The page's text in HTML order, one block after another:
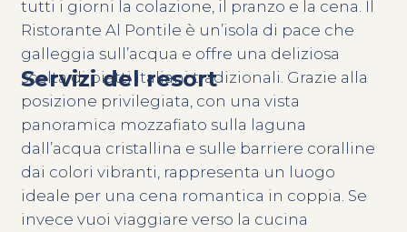
Servizi del resort
tutti i giorni la colazione, il pranzo e la cena. Il
Ristorante Al Pontile è un’isola di pace che
galleggia sull’acqua e offre una deliziosa
scelta di piatti italiani tradizionali. Grazie alla
posizione privilegiata, con una vista
panoramica mozzafiato sulla laguna
dall’acqua cristallina e sulle barriere coralline
dai colori vibranti, rappresenta un luogo
ideale per una cena romantica in coppia. Se
invece vuoi viaggiare verso la cucina